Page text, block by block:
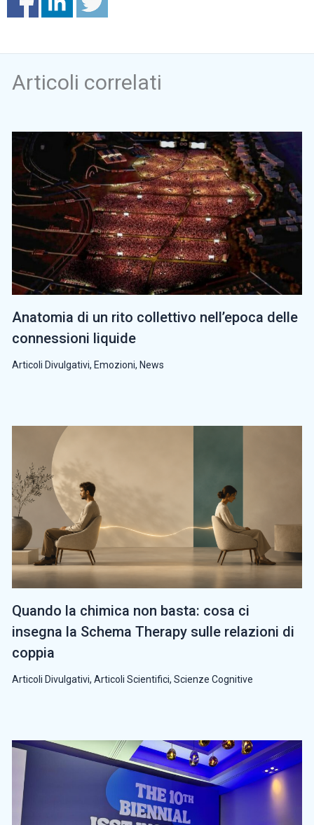
Articoli correlati
Anatomia di un rito collettivo nell’epoca delle
connessioni liquide
Articoli Divulgativi, Emozioni, News
Quando la chimica non basta: cosa ci
insegna la Schema Therapy sulle relazioni di
coppia
Articoli Divulgativi, Articoli Scientifici, Scienze Cognitive